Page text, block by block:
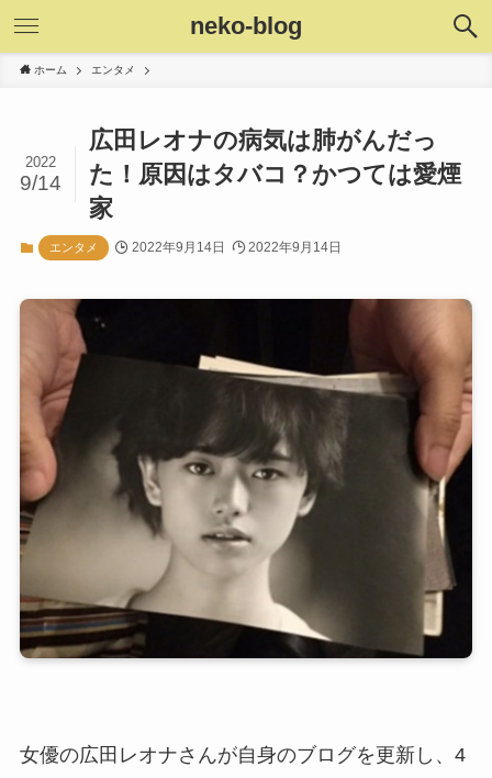
neko-blog
ホーム エンタメ
広田レオナの病気は肺がんだっ
た！原因はタバコ？かつては愛煙
家
2022
9/14
エンタメ 2022年9月14日 2022年9月14日
女優の広田レオナさんが自身のブログを更新し、4